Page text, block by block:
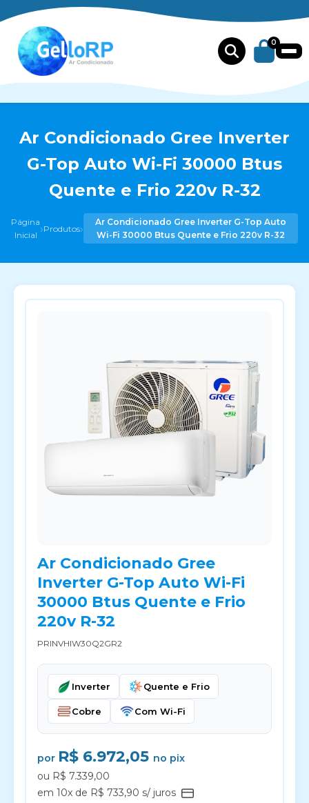
0
Ar Condicionado Gree Inverter
G-Top Auto Wi-Fi 30000 Btus
Quente e Frio 220v R-32
Página
Inicial ›Produtos›
Ar Condicionado Gree Inverter G-Top Auto
Wi-Fi 30000 Btus Quente e Frio 220v R-32
Ar Condicionado Gree
Inverter G-Top Auto Wi-Fi
30000 Btus Quente e Frio
220v R-32
PRINVHIW30Q2GR2
Inverter Quente e Frio
Cobre Com Wi-Fi
por R$ 6.972,05 no pix
ou R$ 7.339,00
em 10x de R$ 733,90 s/ juros